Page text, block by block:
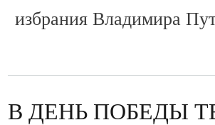
избрания Владимира
В ДЕНЬ ПОБЕДЫ